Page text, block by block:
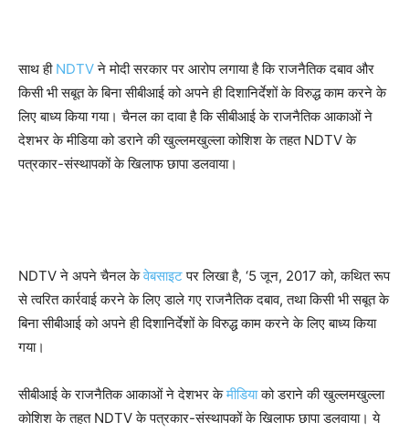
साथ ही NDTVने मोदी सरकार पर आरोप लगाया है कि राजनैतिक दबाव और
किसी भी सबूत के बिना सीबीआई को अपने ही दिशानिर्देशों के विरुद्ध काम करने के
लिए बाध्य किया गया। चैनल का दावा है कि सीबीआई के राजनैतिक आकाओं ने
देशभर के मीडिया को डराने की खुल्लमखुल्ला कोशिश के तहत NDTV के
पत्रकार-संस्थापकों के खिलाफ छापा डलवाया।
NDTV ने अपने चैनल केवेबसाइटपर लिखा है, ‘5 जून, 2017 को, कथित रूप
से त्वरित कार्रवाई करने के लिए डाले गए राजनैतिक दबाव, तथा किसी भी सबूत के
बिना सीबीआई को अपने ही दिशानिर्देशों के विरुद्ध काम करने के लिए बाध्य किया
गया।
सीबीआई के राजनैतिक आकाओं ने देशभर केमीडियाको डराने की खुल्लमखुल्ला
कोशिश के तहत NDTV के पत्रकार-संस्थापकों के खिलाफ छापा डलवाया। ये